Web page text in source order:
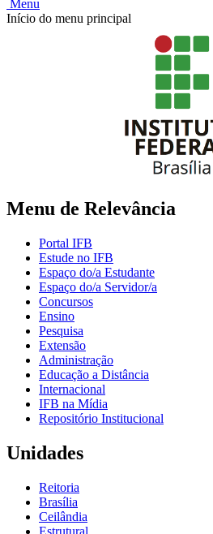
Menu
Início do menu principal
Menu de Relevância
Portal IFB
Estude no IFB
Espaço do/a Estudante
Espaço do/a Servidor/a
Concursos
Ensino
Pesquisa
Extensão
Administração
Educação a Distância
Internacional
IFB na Mídia
Repositório Institucional
Unidades
Reitoria
Brasília
Ceilândia
Estrutural